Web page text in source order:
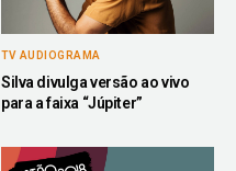
TV AUDIOGRAMA
Silva divulga versão ao vivo
para a faixa “Júpiter”